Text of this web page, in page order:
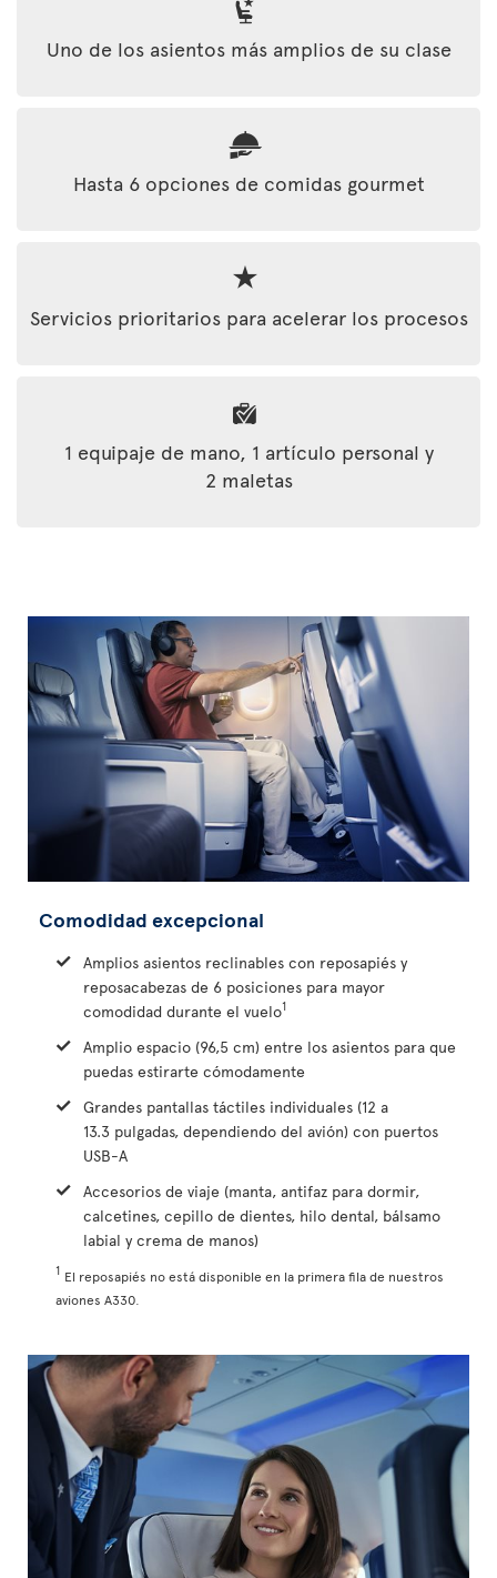
Uno de los asientos más amplios de su clase
Hasta 6 opciones de comidas gourmet
Servicios prioritarios para acelerar los procesos
1 equipaje de mano, 1 artículo personal y
2 maletas
Comodidad excepcional
Amplios asientos reclinables con reposapiés y
reposacabezas de 6 posiciones para mayor
comodidad durante el vuelo1
Amplio espacio (96,5 cm) entre los asientos para que
puedas estirarte cómodamente
Grandes pantallas táctiles individuales (12 a
13.3 pulgadas, dependiendo del avión) con puertos
USB-A
Accesorios de viaje (manta, antifaz para dormir,
calcetines, cepillo de dientes, hilo dental, bálsamo
labial y crema de manos)
1 El reposapiés no está disponible en la primera fila de nuestros
aviones A330.